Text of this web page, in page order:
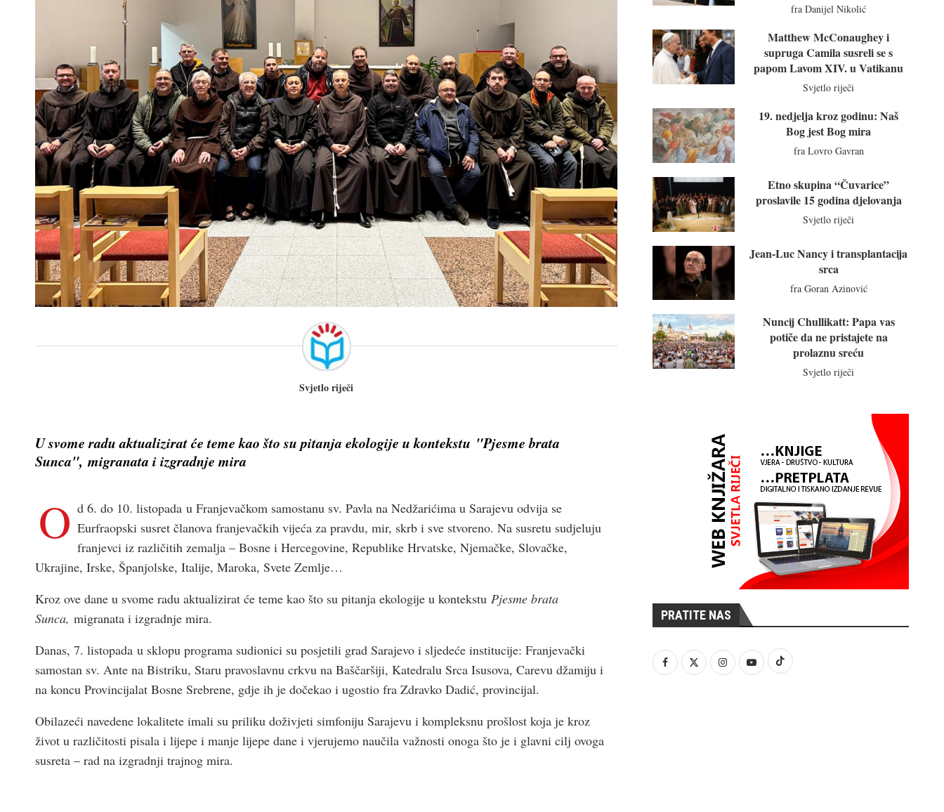
Svjetlo riječi
U svome radu aktualizirat će teme kao što su pitanja ekologije u kontekstu "Pjesme brata
Sunca", migranata i izgradnje mira
O d 6. do 10. listopada u Franjevačkom samostanu sv. Pavla na Nedžarićima u Sarajevu odvija se
Eurfraopski susret članova franjevačkih vijeća za pravdu, mir, skrb i sve stvoreno. Na susretu sudjeluju
franjevci iz različitih zemalja – Bosne i Hercegovine, Republike Hrvatske, Njemačke, Slovačke,
Ukrajine, Irske, Španjolske, Italije, Maroka, Svete Zemlje…
Kroz ove dane u svome radu aktualizirat će teme kao što su pitanja ekologije u kontekstu Pjesme brata
Sunca, migranata i izgradnje mira.
Danas, 7. listopada u sklopu programa sudionici su posjetili grad Sarajevo i sljedeće institucije: Franjevački
samostan sv. Ante na Bistriku, Staru pravoslavnu crkvu na Baščaršiji, Katedralu Srca Isusova, Carevu džamiju i
na koncu Provincijalat Bosne Srebrene, gdje ih je dočekao i ugostio fra Zdravko Dadić, provincijal.
Obilazeći navedene lokalitete imali su priliku doživjeti simfoniju Sarajevu i kompleksnu prošlost koja je kroz
život u različitosti pisala i lijepe i manje lijepe dane i vjerujemo naučila važnosti onoga što je i glavni cilj ovoga
susreta – rad na izgradnji trajnog mira.
fra Danijel Nikolić
Matthew McConaughey i
supruga Camila susreli se s
papom Lavom XIV. u Vatikanu
Svjetlo riječi
19. nedjelja kroz godinu: Naš
Bog jest Bog mira
fra Lovro Gavran
Etno skupina “Čuvarice”
proslavile 15 godina djelovanja
Svjetlo riječi
Jean-Luc Nancy i transplantacija
srca
fra Goran Azinović
Nuncij Chullikatt: Papa vas
potiče da ne pristajete na
prolaznu sreću
Svjetlo riječi
PRATITE NAS